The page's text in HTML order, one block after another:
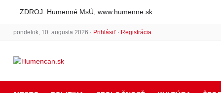
ZDROJ: Humenné MsÚ, www.humenne.sk
pondelok, 10. augusta 2026 · Prihlásiť· Registrácia